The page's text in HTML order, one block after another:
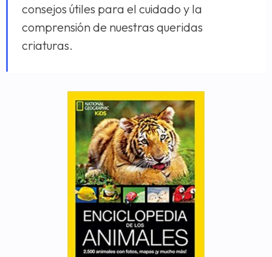
consejos útiles para el cuidado y la
comprensión de nuestras queridas
criaturas.